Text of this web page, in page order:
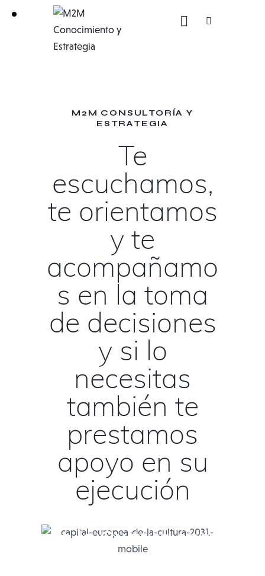
M2M CONSULTORÍA Y
ESTRATEGIA
Te
escuchamos,
te orientamos
y te
acompañamo
s en la toma
de decisiones
y si lo
necesitas
también te
prestamos
apoyo en su
ejecución
de la Cultura 2031